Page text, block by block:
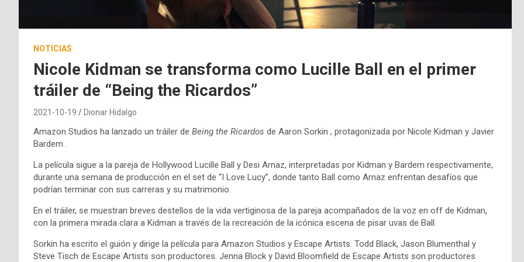
NOTICIAS
Nicole Kidman se transforma como Lucille Ball en el primer
tráiler de “Being the Ricardos”
2021-10-19 Dionar Hidalgo
Amazon Studios ha lanzado un tráiler de Being the Ricardos de Aaron Sorkin , protagonizada por Nicole Kidman y Javier
Bardem .
La película sigue a la pareja de Hollywood Lucille Ball y Desi Arnaz, interpretadas por Kidman y Bardem respectivamente,
durante una semana de producción en el set de “I Love Lucy”, donde tanto Ball como Arnaz enfrentan desafíos que
podrían terminar con sus carreras y su matrimonio.
En el tráiler, se muestran breves destellos de la vida vertiginosa de la pareja acompañados de la voz en off de Kidman,
con la primera mirada clara a Kidman a través de la recreación de la icónica escena de pisar uvas de Ball.
Sorkin ha escrito el guión y dirige la película para Amazon Studios y Escape Artists. Todd Black, Jason Blumenthal y
Steve Tisch de Escape Artists son productores. Jenna Block y David Bloomfield de Escape Artists son productores